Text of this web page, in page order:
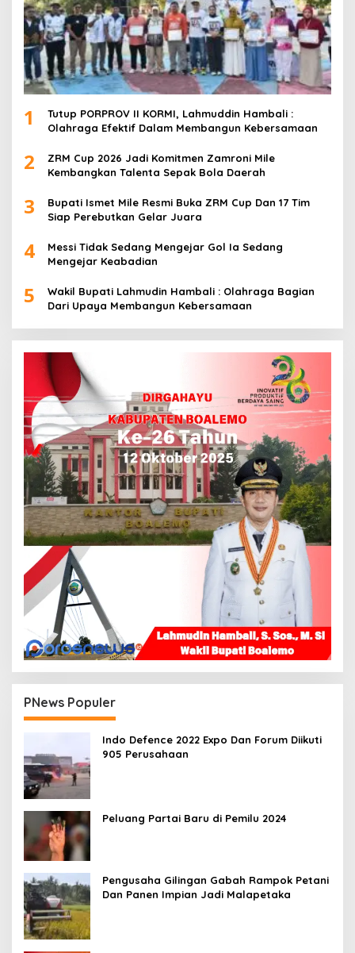
1
Tutup PORPROV II KORMI, Lahmuddin Hambali :
Olahraga Efektif Dalam Membangun Kebersamaan
2
ZRM Cup 2026 Jadi Komitmen Zamroni Mile
Kembangkan Talenta Sepak Bola Daerah
3
Bupati Ismet Mile Resmi Buka ZRM Cup Dan 17 Tim
Siap Perebutkan Gelar Juara
4
Messi Tidak Sedang Mengejar Gol Ia Sedang
Mengejar Keabadian
5
Wakil Bupati Lahmudin Hambali : Olahraga Bagian
Dari Upaya Membangun Kebersamaan
PNews Populer
Indo Defence 2022 Expo Dan Forum Diikuti
905 Perusahaan
Peluang Partai Baru di Pemilu 2024
Pengusaha Gilingan Gabah Rampok Petani
Dan Panen Impian Jadi Malapetaka